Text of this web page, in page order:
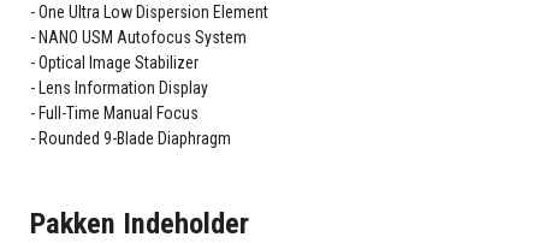
One Ultra Low Dispersion Element
NANO USM Autofocus System
Optical Image Stabilizer
Lens Information Display
Full-Time Manual Focus
Rounded 9-Blade Diaphragm
Pakken Indeholder